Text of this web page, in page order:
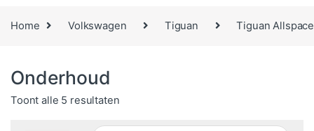
Home Volkswagen Tiguan Tiguan Allspace
Onderhoud
Toont alle 5 resultatenGesorteerd op populariteit